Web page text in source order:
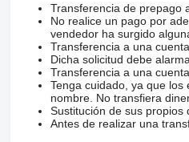
Transferencia de prepago
No realice un pago por
vendedor ha surgido
Transferencia a una
Dicha solicitud debe
Transferencia a una
Tenga cuidado, ya que
nombre. No transfiera
Sustitución de sus
Antes de realizar una